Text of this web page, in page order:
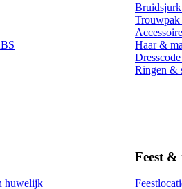
Trouwpak
Haar &
Ringen &
huwelijk
Feest &